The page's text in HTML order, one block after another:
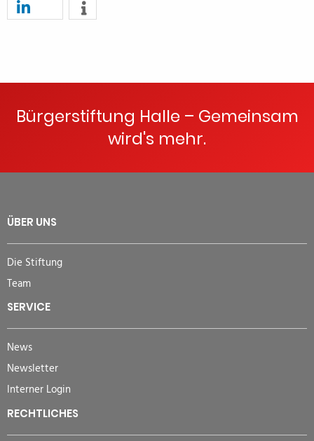
Bürgerstiftung Halle – Gemeinsam
wird's mehr.
ÜBER UNS
Die Stiftung
Team
SERVICE
News
Newsletter
Interner Login
RECHTLICHES